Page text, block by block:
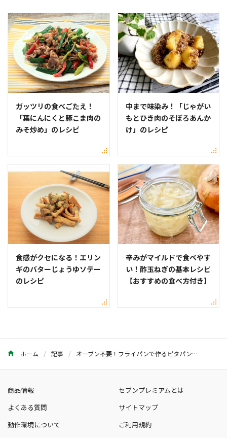
ガッツリの食べごたえ！
「葉にんにくと豚こま肉の
みそ炒め」のレシピ
中まで味染み！「じゃがい
もとひき肉のそぼろあんか
け」のレシピ
食感がクセになる！エリン
ギのバターじょうゆソテー
のレシピ
辛みがマイルドで食べやす
い！酢玉ねぎの基本レシピ
【おすすめの食べ方付き】
ホーム 記事 オーブン不要！フライパンで作るピタパンの基本レシピ
商品情報
セブンプレミアムとは
よくある質問
サイトマップ
動作環境について
ご利用規約